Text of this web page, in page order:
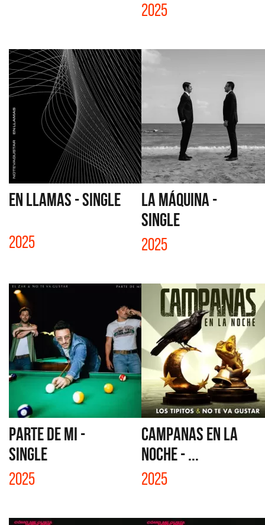
2025
EN LLAMAS - SINGLE
2025
LA MÁQUINA -
SINGLE
2025
PARTE DE MI -
SINGLE
2025
CAMPANAS EN LA
NOCHE - ...
2025